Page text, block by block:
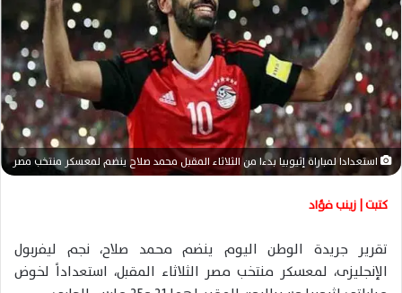
ا
إ
ل
ك
ر
و
ن
استعدادا لمباراة إثيوبيا بدءا من الثلاثاء المقبل محمد صلاح ينضم لمعسكر منتخب مصر
كتبت | زينب فؤاد
تقرير جريدة الوطن اليوم ينضم محمد صلاح، نجم ليفربول
الإنجليزى، لمعسكر منتخب مصر الثلاثاء المقبل، استعداداً لخوض